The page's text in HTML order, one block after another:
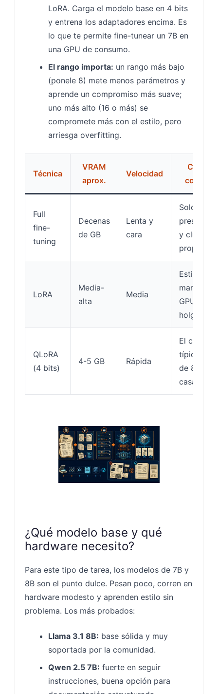
LoRA. Carga el modelo base en 4 bits
y entrena los adaptadores encima. Es
lo que te permite fine-tunear un 7B en
una GPU de consumo.
El rango importa: un rango más bajo
(ponele 8) mete menos parámetros y
aprende un compromiso más suave;
uno más alto (16 o más) se
compromete más con el estilo, pero
arriesga overfitting.
Técnica
VRAM
aprox.
Velocidad
Cuándo
Full
fine-
tuning
Decenas
de GB
Lenta y
cara
Solo con
y cluster
propio
LoRA
Media-
alta
Media
Estilo
marcado,
GPU con
holgura
QLoRA
(4 bits)
4-5 GB Rápida
El caso
típico:
de 8 GB
casa
¿Qué modelo base y qué
hardware necesito?
Para este tipo de tarea, los modelos de 7B y
8B son el punto dulce. Pesan poco, corren en
hardware modesto y aprenden estilo sin
problema. Los más probados:
Llama 3.1 8B: base sólida y muy
soportada por la comunidad.
Qwen 2.5 7B: fuerte en seguir
instrucciones, buena opción para